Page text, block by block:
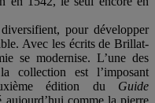
pour développer
Avec les écrits de Brillat-
se modernise. L’une des
collection est l’imposant
édition du Guide
aujourd’hui comme la pierre